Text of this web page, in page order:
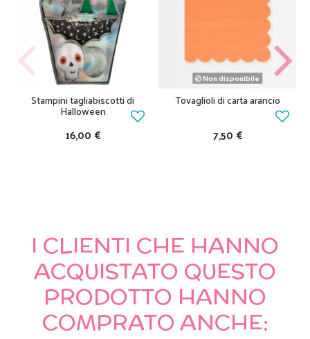
Stampini tagliabiscotti di
Halloween
16,00 €
Non disponibile
Tovaglioli di carta arancio
7,50 €
I CLIENTI CHE HANNO
ACQUISTATO QUESTO
PRODOTTO HANNO
COMPRATO ANCHE: